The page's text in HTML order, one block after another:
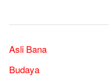
Asli Bana
Budaya